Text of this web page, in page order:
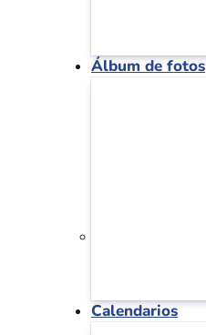
Álbum de fotos
Calendarios